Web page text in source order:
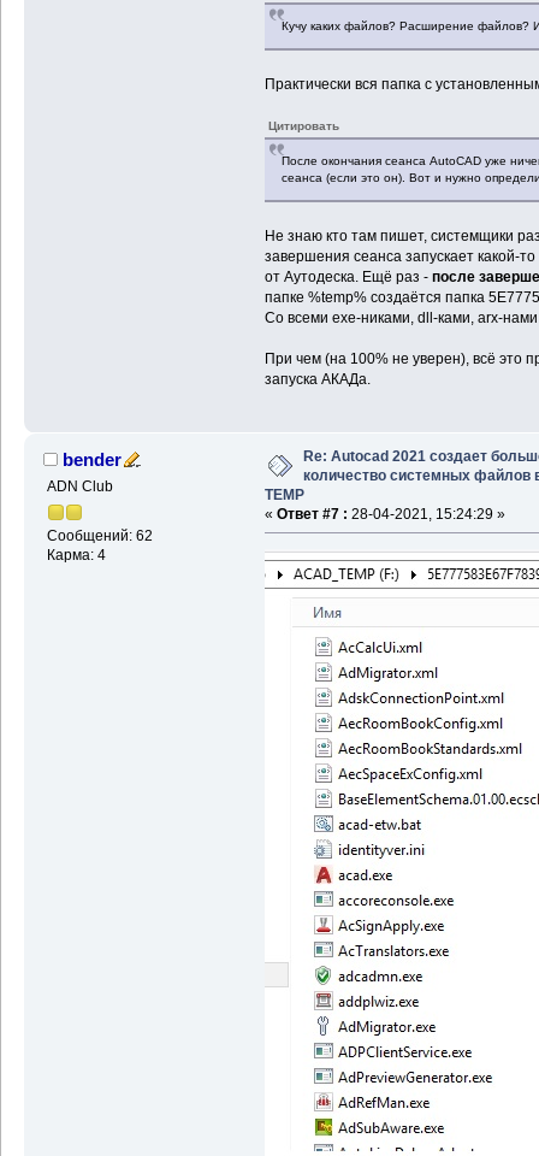
Кучу каких файлов? Расширение
Практически вся папка с
Цитировать
После окончания сеанса AutoCAD уже
сеанса (если это он). Вот и нужно
Не знаю кто там пишет, системщики
завершения сеанса запускает какой-
от Аутодеска. Ещё раз - после
папке %temp% создаётся папка
Со всеми exe-никами, dll-ками, arx-
При чем (на 100% не уверен), всё это
запуска АКАДа.
bender
ADN Club
Сообщений: 62
Карма: 4
Re: Autocad 2021 создает
количество системных файлов
TEMP
« Ответ #7 : 28-04-2021, 15:24:29 »